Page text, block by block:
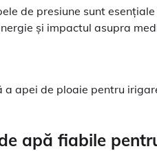
de presiune sunt
și impactul asupra
apei de ploaie pentru
apă fiabile